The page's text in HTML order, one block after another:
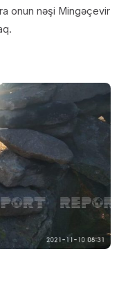
onun nəşi Mingəçevir